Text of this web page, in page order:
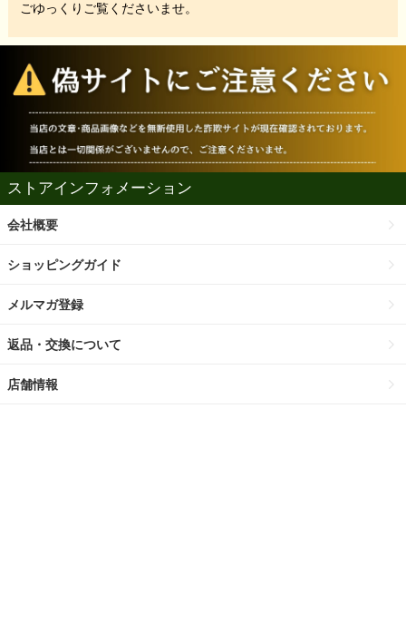
ごゆっくりご覧くださいませ。
ストアインフォメーション
会社概要
ショッピングガイド
メルマガ登録
返品・交換について
店舗情報